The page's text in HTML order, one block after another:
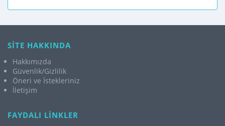
SİTE HAKKINDA
Hakkımızda
Güvenlik/Gizlilik
Öneri ve İstekleriniz
İletişim
FAYDALI LİNKLER